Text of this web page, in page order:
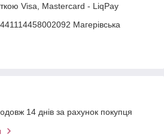
Visa, Mastercard - LiqPay
Магерівська
14 днів за рахунок покупця